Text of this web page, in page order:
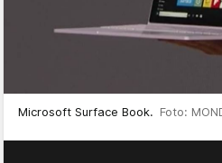
Microsoft Surface Book. Foto: